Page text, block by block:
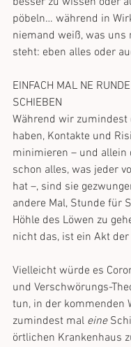
pöbeln… während in
niemand weiß, was uns
steht: eben alles oder
EINFACH MAL NE
SCHIEBEN
Während wir zumindest
haben, Kontakte und
minimieren – und allein
schon alles, was jeder
hat –, sind sie
andere Mal, Stunde für
Höhle des Löwen zu
nicht das, ist ein Akt
Vielleicht würde es
und Verschwörungs-
tun, in der kommenden
zumindest mal eine
örtlichen Krankenhaus